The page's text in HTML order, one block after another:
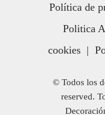
Política de
Politica
cookies |
© Todos los
reserved.